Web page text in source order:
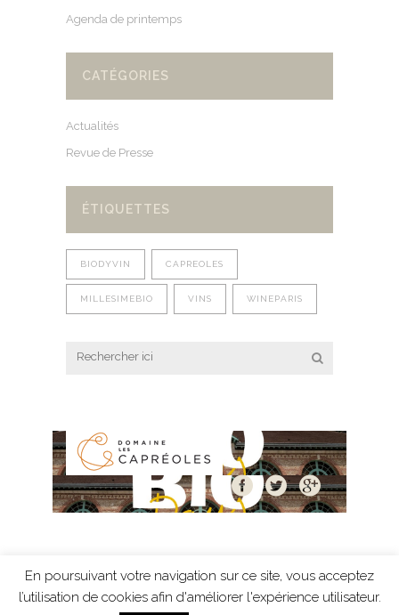
Agenda de printemps
CATÉGORIES
Actualités
Revue de Presse
ÉTIQUETTES
BIODYVIN CAPREOLES
MILLESIMEBIO VINS WINEPARIS
création Résonance Communication
En poursuivant votre navigation sur ce site, vous acceptez
l’utilisation de cookies afin d'améliorer l'expérience utilisateur.